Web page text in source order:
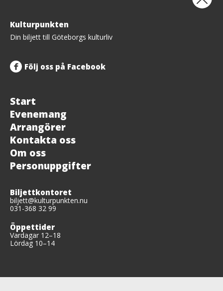
Tillbaka
upp
Kulturpunkten
Din biljett till Göteborgs kulturliv
Följ oss på Facebook
Start
Evenemang
Arrangörer
Kontakta oss
Om oss
Personuppgifter
Biljettkontoret
biljett@kulturpunkten.nu
031-368 32 99
Öppettider
Vardagar 12–18
Lördag 10–14